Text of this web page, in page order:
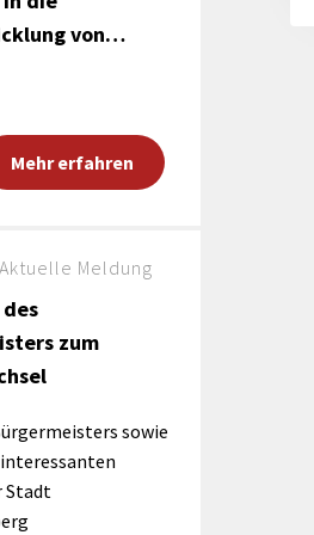
von…
Mehr erfahren
Aktuelle Meldung
zum
sowie
Stadt